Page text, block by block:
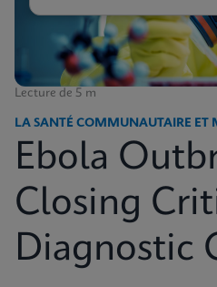
Lecture de 5 m
LA SANTÉ COMMUNAUTAIRE ET
Ebola
Closing
Diagnostic